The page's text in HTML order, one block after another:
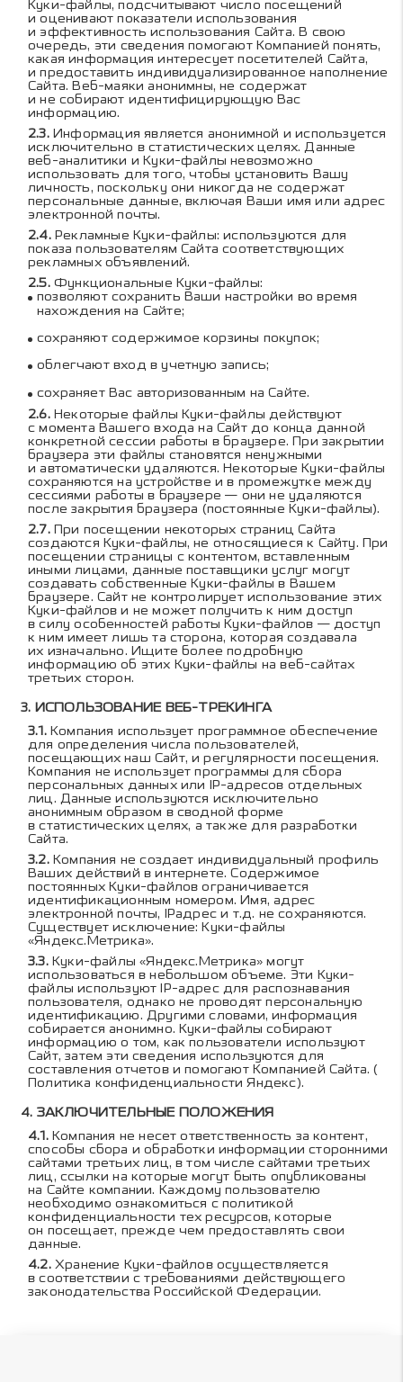
Куки-файлы, подсчитывают число посещений
и оценивают показатели использования
и эффективность использования Сайта. В свою
очередь, эти сведения помогают Компанией понять,
какая информация интересует посетителей Сайта,
и предоставить индивидуализированное наполнение
Сайта. Веб-маяки анонимны, не содержат
и не собирают идентифицирующую Вас
информацию.
Информация является анонимной и используется
исключительно в статистических целях. Данные
веб-аналитики и Куки-файлы невозможно
использовать для того, чтобы установить Вашу
личность, поскольку они никогда не содержат
персональные данные, включая Ваши имя или адрес
электронной почты.
Рекламные Куки-файлы: используются для
показа пользователям Сайта соответствующих
рекламных объявлений.
Функциональные Куки-файлы:
позволяют сохранить Ваши настройки во время
нахождения на Сайте;
сохраняют содержимое корзины покупок;
облегчают вход в учетную запись;
сохраняет Вас авторизованным на Сайте.
Некоторые файлы Куки-файлы действуют
с момента Вашего входа на Сайт до конца данной
конкретной сессии работы в браузере. При закрытии
браузера эти файлы становятся ненужными
и автоматически удаляются. Некоторые Куки-файлы
сохраняются на устройстве и в промежутке между
сессиями работы в браузере — они не удаляются
после закрытия браузера (постоянные Куки-файлы).
При посещении некоторых страниц Сайта
создаются Куки-файлы, не относящиеся к Сайту. При
посещении страницы с контентом, вставленным
иными лицами, данные поставщики услуг могут
создавать собственные Куки-файлы в Вашем
браузере. Сайт не контролирует использование этих
Куки-файлов и не может получить к ним доступ
в силу особенностей работы Куки-файлов — доступ
к ним имеет лишь та сторона, которая создавала
их изначально. Ищите более подробную
информацию об этих Куки-файлы на веб-сайтах
третьих сторон.
ИСПОЛЬЗОВАНИЕ ВЕБ-ТРЕКИНГА
Компания использует программное обеспечение
для определения числа пользователей,
посещающих наш Сайт, и регулярности посещения.
Компания не использует программы для сбора
персональных данных или IP-адресов отдельных
лиц. Данные используются исключительно
анонимным образом в сводной форме
в статистических целях, а также для разработки
Сайта.
Компания не создает индивидуальный профиль
Ваших действий в интернете. Содержимое
постоянных Куки-файлов ограничивается
идентификационным номером. Имя, адрес
электронной почты, IPадрес и т.д. не сохраняются.
Существует исключение: Куки-файлы
«Яндекс.Метрика».
Куки-файлы «Яндекс.Метрика» могут
использоваться в небольшом объеме. Эти Куки-
файлы используют IP-адрес для распознавания
пользователя, однако не проводят персональную
идентификацию. Другими словами, информация
собирается анонимно. Куки-файлы собирают
информацию о том, как пользователи используют
Сайт, затем эти сведения используются для
составления отчетов и помогают Компанией Сайта. (
Политика конфиденциальности Яндекс).
ЗАКЛЮЧИТЕЛЬНЫЕ ПОЛОЖЕНИЯ
Компания не несет ответственность за контент,
способы сбора и обработки информации сторонними
сайтами третьих лиц, в том числе сайтами третьих
лиц, ссылки на которые могут быть опубликованы
на Сайте компании. Каждому пользователю
необходимо ознакомиться с политикой
конфиденциальности тех ресурсов, которые
он посещает, прежде чем предоставлять свои
данные.
Хранение Куки-файлов осуществляется
в соответствии с требованиями действующего
законодательства Российской Федерации.